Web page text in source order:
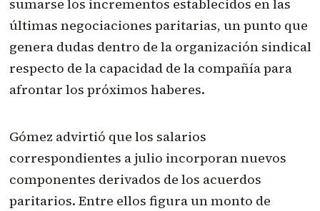
sumarse los incrementos establecidos en las
últimas negociaciones paritarias, un punto que
genera dudas dentro de la organización sindical
respecto de la capacidad de la compañía para
afrontar los próximos haberes.
Gómez advirtió que los salarios
correspondientes a julio incorporan nuevos
componentes derivados de los acuerdos
paritarios. Entre ellos figura un monto de